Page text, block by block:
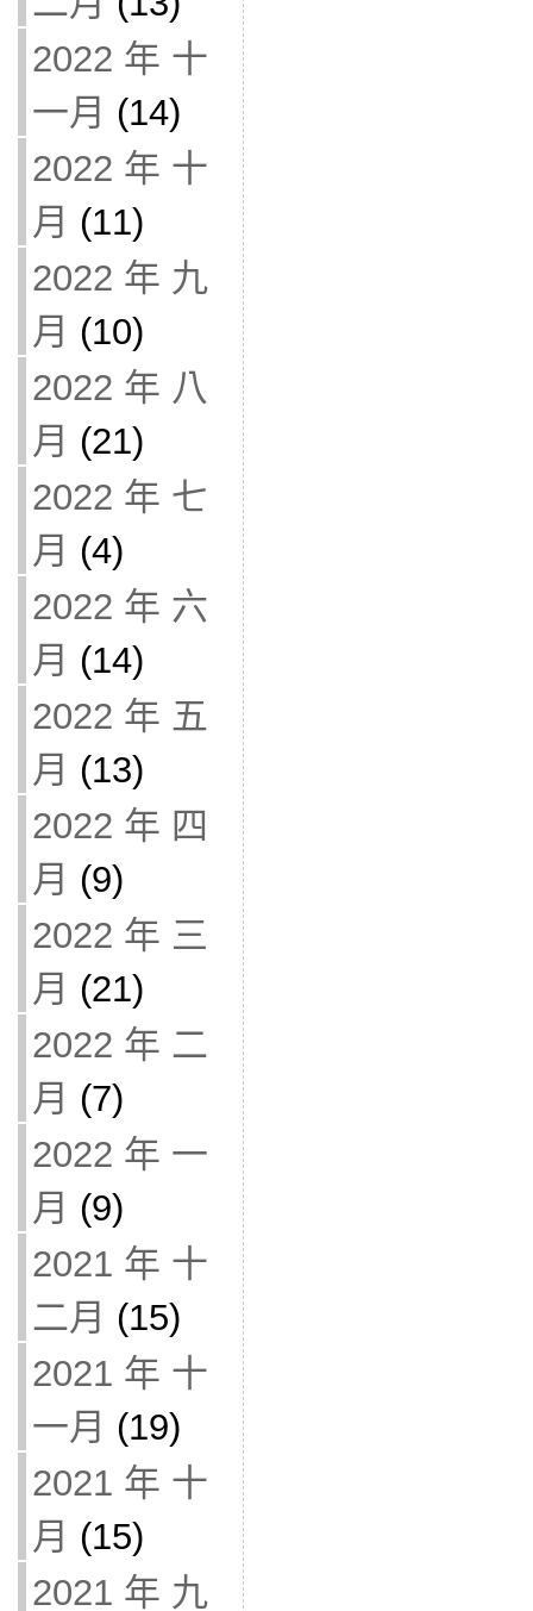
2022 年 十
一月 (14)
2022 年 十
月 (11)
2022 年 九
月 (10)
2022 年 八
月 (21)
2022 年 七
月 (4)
2022 年 六
月 (14)
2022 年 五
月 (13)
2022 年 四
月 (9)
2022 年 三
月 (21)
2022 年 二
月 (7)
2022 年 一
月 (9)
2021 年 十
二月 (15)
2021 年 十
一月 (19)
2021 年 十
月 (15)
2021 年 九